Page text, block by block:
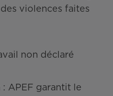
violences faites
non déclaré
APEF garantit le